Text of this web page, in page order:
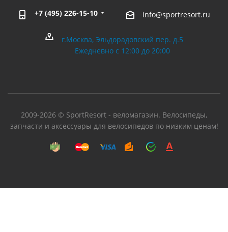
+7 (495) 226-15-10 info@sportresort.ru
г.Москва, Эльдорадовский пер. д.5
Ежедневно с 12:00 до 20:00
2009-2026 © SportResort - веломагазин. Велосипеды,
запчасти и аксессуары для велосипедов по низким ценам!